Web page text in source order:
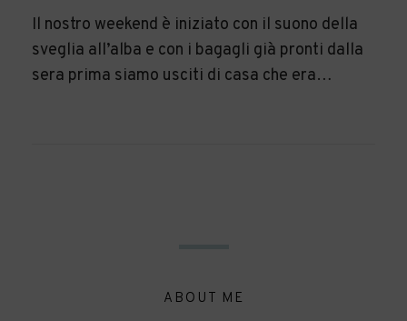
Il nostro weekend è iniziato con il suono della
sveglia all’alba e con i bagagli già pronti dalla
sera prima siamo usciti di casa che era…
ABOUT ME